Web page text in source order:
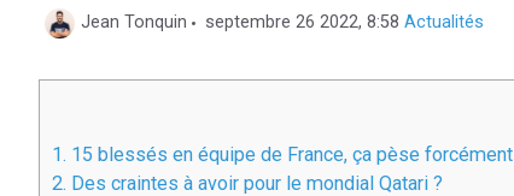
Jean Tonquin septembre 26 2022, 8:58 Catégories
Actualités
1. 15 blessés en équipe de France, ça pèse
2. Des craintes à avoir pour le mondial Qatari ?